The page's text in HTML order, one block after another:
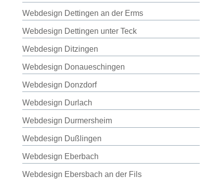
Webdesign Dettingen an der Erms
Webdesign Dettingen unter Teck
Webdesign Ditzingen
Webdesign Donaueschingen
Webdesign Donzdorf
Webdesign Durlach
Webdesign Durmersheim
Webdesign Dußlingen
Webdesign Eberbach
Webdesign Ebersbach an der Fils